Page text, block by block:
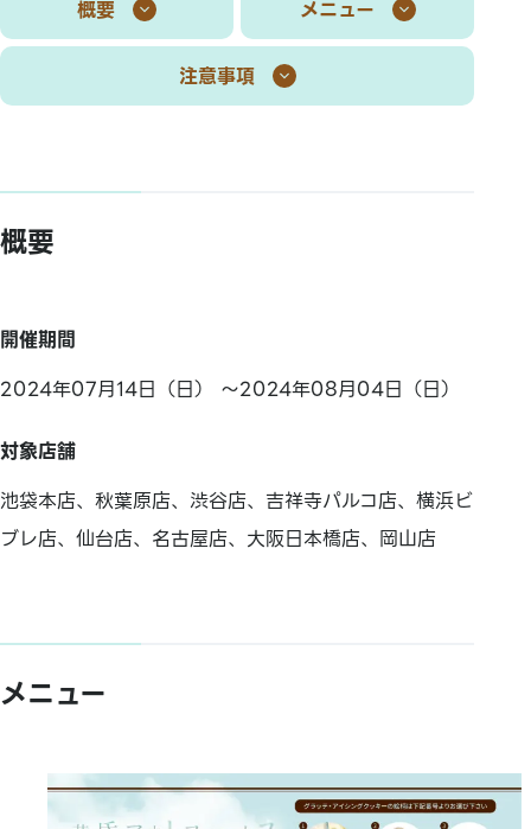
概要 メニュー
注意事項
概要
開催期間
2024年07月14日（日） ～2024年08月04日（日）
対象店舗
池袋本店、秋葉原店、渋谷店、吉祥寺パルコ店、横浜ビ
ブレ店、仙台店、名古屋店、大阪日本橋店、岡山店
メニュー